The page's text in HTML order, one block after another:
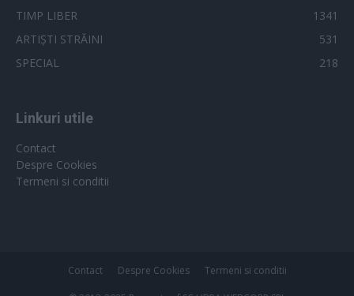
TIMP LIBER
1341
ARTIȘTI STRĂINI
531
SPECIAL
218
Linkuri utile
Contact
Despre Cookies
Termeni si conditii
Contact Despre Cookies Termeni si conditii